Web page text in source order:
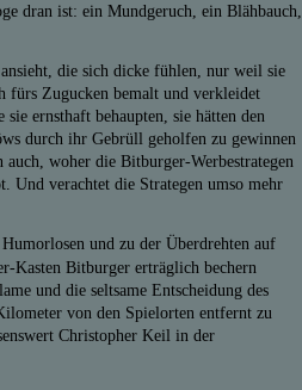
dran ist: ein Mundgeruch, ein Blähbauch,
die sich dicke fühlen, nur weil sie
fürs Zugucken bemalt und verkleidet
ernsthaft behaupten, sie hätten den
durch ihr Gebrüll geholfen zu gewinnen
woher die Bitburger-Werbestrategen
Und verachtet die Strategen umso mehr
und zu der Überdrehten auf
Kasten Bitburger erträglich bechern
und die seltsame Entscheidung des
von den Spielorten entfernt zu
Christopher Keil in der